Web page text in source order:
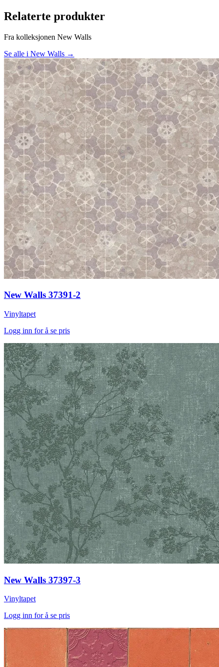
Relaterte produkter
Fra kolleksjonen New Walls
Se alle i New Walls →
New Walls 37391-2
Vinyltapet
Logg inn for å se pris
New Walls 37397-3
Vinyltapet
Logg inn for å se pris